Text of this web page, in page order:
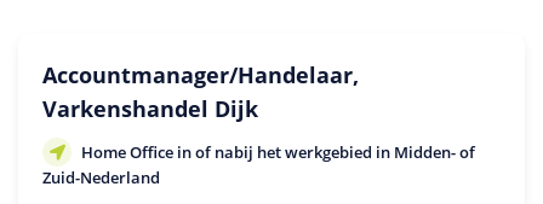
Accountmanager/Handelaar,
Varkenshandel Dijk
Home Office in of nabij het werkgebied in Midden- of
Zuid-Nederland